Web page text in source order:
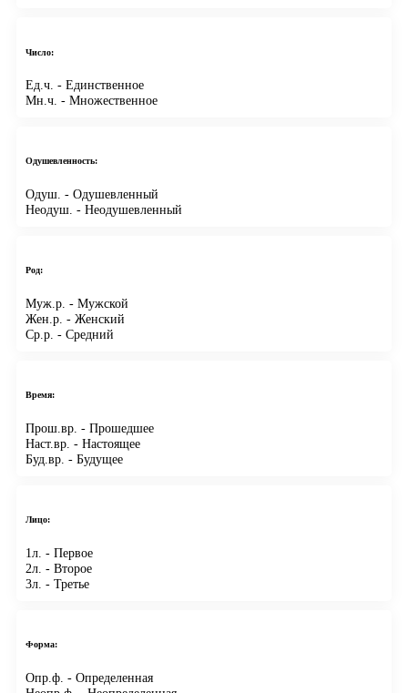
Число:
Ед.ч. - Единственное
Мн.ч. - Множественное
Одушевленность:
Одуш. - Одушевленный
Неодуш. - Неодушевленный
Род:
Муж.р. - Мужской
Жен.р. - Женский
Ср.р. - Средний
Время:
Прош.вр. - Прошедшее
Наст.вр. - Настоящее
Буд.вр. - Будущее
Лицо:
1л. - Первое
2л. - Второе
3л. - Третье
Форма:
Опр.ф. - Определенная